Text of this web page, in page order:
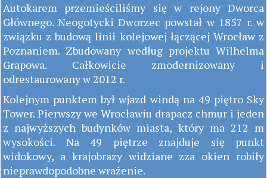
Autokarem przemieściliśmy się w rejony Dworca
Głównego. Neogotycki Dworzec powstał w 1857 r. w
związku z budową linii kolejowej łączącej Wrocław z
Poznaniem. Zbudowany według projektu Wilhelma
Grapowa. Całkowicie zmodernizowany i
odrestaurowany w 2012 r.
Kolejnym punktem był wjazd windą na 49 piętro Sky
Tower. Pierwszy we Wrocławiu drapacz chmur i jeden
z najwyższych budynków miasta, który ma 212 m
wysokości. Na 49 piętrze znajduje się punkt
widokowy, a krajobrazy widziane zza okien robiły
nieprawdopodobne wrażenie.